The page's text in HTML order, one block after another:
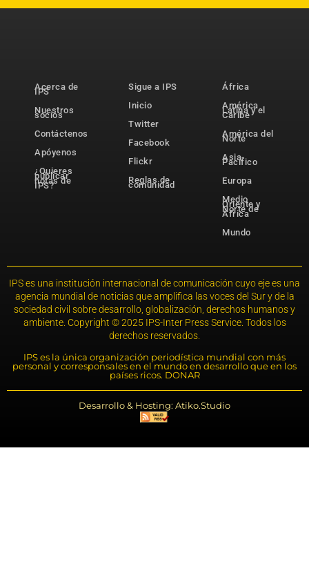
Acerca de
IPS
Nuestros
socios
Contáctenos
Apóyenos
¿Quieres
publicar
notas de
IPS?
Sigue a IPS
Inicio
Twitter
Facebook
Flickr
Reglas de
comunidad
África
América
Latina y el
Caribe
América del
Norte
Asia-
Pacífico
Europa
Medio
Oriente y
Norte de
África
Mundo
IPS es una institución internacional de comunicación cuyo eje es una
agencia mundial de noticias que amplifica las voces del Sur y de la
sociedad civil sobre desarrollo, globalización, derechos humanos y
ambiente. Copyright © 2025 IPS-Inter Press Service. Todos los
derechos reservados.
IPS es la única organización periodística mundial con más
personal y corresponsales en el mundo en desarrollo que en los
países ricos. DONAR
Desarrollo & Hosting: Atiko.Studio